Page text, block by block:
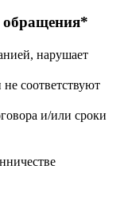
обращения*
нарушает
соответствуют
и/или сроки